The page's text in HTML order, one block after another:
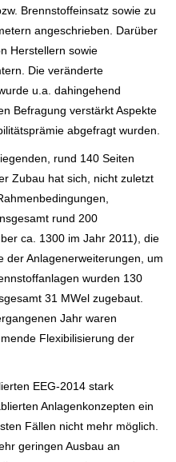
Brennstoffeinsatz sowie zu
angeschrieben. Darüber
Herstellern sowie
Die veränderte
u.a. dahingehend
Befragung verstärkt Aspekte
abgefragt wurden.
rund 140 Seiten
Zubau hat sich, nicht zuletzt
rund 200
ca. 1300 im Jahr 2011), die
der Anlagenerweiterungen, um
wurden 130
31 MWel zugebaut.
Jahr waren
Flexibilisierung der
EEG-2014 stark
Anlagenkonzepten ein
Fällen nicht mehr möglich.
geringen Ausbau an